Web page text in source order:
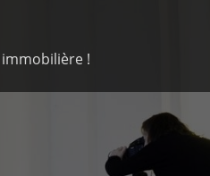
!